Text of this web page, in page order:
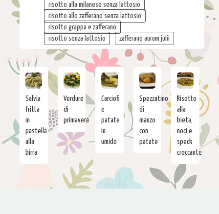
risotto alla milanese senza lattosio
risotto allo zafferano senza lattosio
risotto grappa e zafferano
risotto senza lattosio
zafferano aurum julii
Salvia
fritta
in
pastella
alla
birra
Verdure
di
primavera
Carciofi
e
patate
in
umido
Spezzatino
di
manzo
con
patate
Risotto
alla
bieta,
noci e
speck
croccante